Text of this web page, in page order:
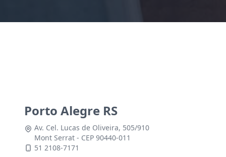
Porto Alegre RS
Av. Cel. Lucas de Oliveira, 505/910
Mont Serrat - CEP 90440-011
51 2108-7171